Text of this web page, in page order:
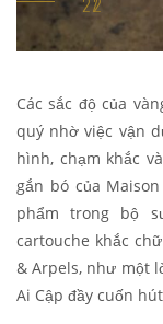
Các sắc độ của
quý nhờ việc vận
hình, chạm khắc
gắn bó của
phẩm trong bộ
cartouche khắc
& Arpels, như một
Ai Cập đầy cuốn